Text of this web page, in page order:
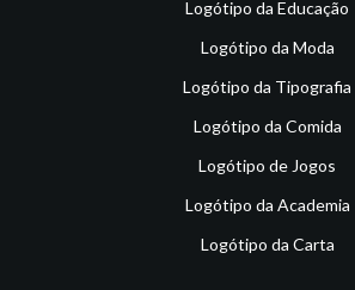
Logótipo da Educação
Logótipo da Moda
Logótipo da Tipografia
Logótipo da Comida
Logótipo de Jogos
Logótipo da Academia
Logótipo da Carta